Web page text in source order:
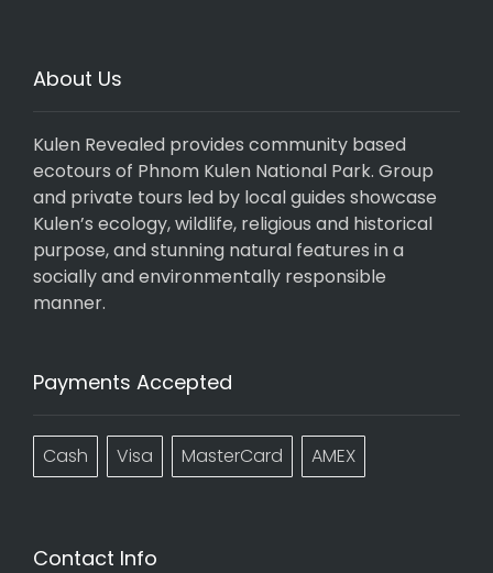
About Us
Kulen Revealed provides community based
ecotours of Phnom Kulen National Park. Group
and private tours led by local guides showcase
Kulen’s ecology, wildlife, religious and historical
purpose, and stunning natural features in a
socially and environmentally responsible
manner.
Payments Accepted
Cash Visa MasterCard AMEX
Contact Info